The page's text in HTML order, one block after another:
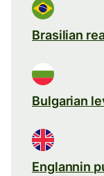
Brasilian
Bulgarian
Englannin